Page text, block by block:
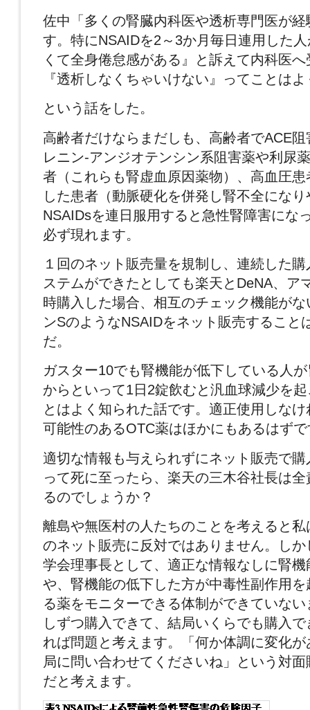
佐中「多くの腎臓内科医や透析専門医が
す。特にNSAIDを2～3か月毎日連用した
くて全身倦怠感がある』と訴えて内科医
『透析しなくちゃいけない』ってことは
という話をした。
高齢者だけならまだしも、高齢者でACE
レニン-アンジオテンシン系阻害薬や利尿
者（これらも腎虚血原因薬物）、高血圧
した患者（動脈硬化を併発し腎不全にな
NSAIDsを連日服用すると急性腎障害にな
必ず現れます。
１回のネット販売量を規制し、連続した
ステムができたとしても楽天とDeNA、ア
時購入した場合、相互のチェック機能が
ンSのようなNSAIDをネット販売すること
だ。
ガスター10でも腎機能が低下している人
からといって1日2錠飲むと汎血球減少を
とはよく知られた話です。適正使用しな
可能性のあるOTC薬はほかにもあるはず
適切な情報も与えられずにネット販売で
って死に至ったら、楽天の三木谷社長は
るのでしょうか？
離島や無医村の人たちのことを考えると
のネット販売に反対ではありません。し
学会理事長として、適正な情報なしに腎
や、腎機能の低下した方が中毒性副作用
る薬をモニターできる体制ができていな
しずつ購入できて、結局いくらでも購入
れば問題と考えます。「何か体調に変化
局に問い合わせてくださいね」という対
だと考えます。